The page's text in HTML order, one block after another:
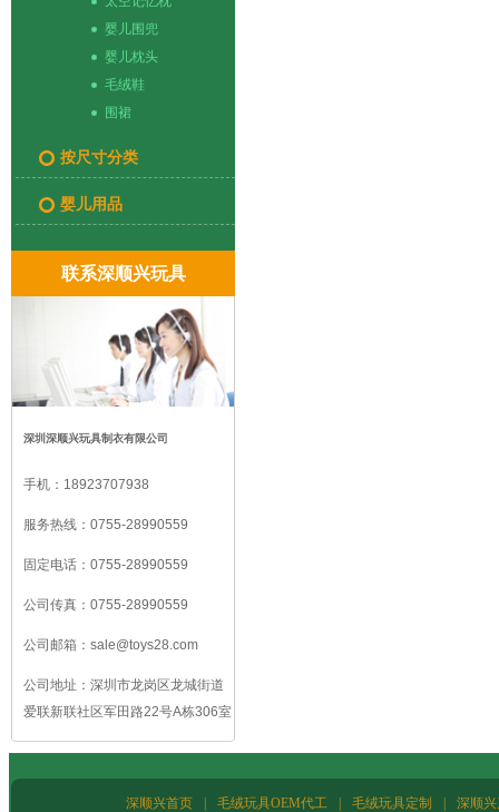
婴儿围兜
婴儿枕头
毛绒鞋
围裙
按尺寸分类
婴儿用品
联系深顺兴玩具
深圳深顺兴玩具制衣有限公司
手机： 18923707938
服务热线： 0755-28990559
固定电话： 0755-28990559
公司传真： 0755-28990559
公司邮箱： sale@toys28.com
公司地址： 深圳市龙岗区龙城街道
爱联新联社区军田路22号A栋306室
深顺兴首页 | 毛绒玩具OEM代工 | 毛绒玩具定制 | 深顺